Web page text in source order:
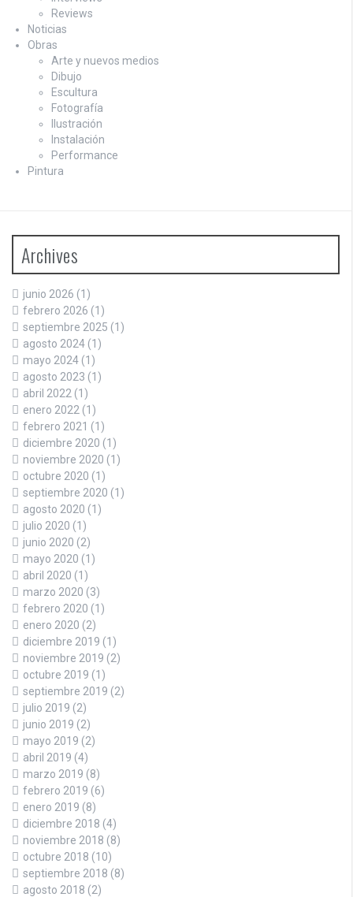
Reviews
Noticias
Obras
Arte y nuevos medios
Dibujo
Escultura
Fotografía
Ilustración
Instalación
Performance
Pintura
Archives
junio 2026 (1)
febrero 2026 (1)
septiembre 2025 (1)
agosto 2024 (1)
mayo 2024 (1)
agosto 2023 (1)
abril 2022 (1)
enero 2022 (1)
febrero 2021 (1)
diciembre 2020 (1)
noviembre 2020 (1)
octubre 2020 (1)
septiembre 2020 (1)
agosto 2020 (1)
julio 2020 (1)
junio 2020 (2)
mayo 2020 (1)
abril 2020 (1)
marzo 2020 (3)
febrero 2020 (1)
enero 2020 (2)
diciembre 2019 (1)
noviembre 2019 (2)
octubre 2019 (1)
septiembre 2019 (2)
julio 2019 (2)
junio 2019 (2)
mayo 2019 (2)
abril 2019 (4)
marzo 2019 (8)
febrero 2019 (6)
enero 2019 (8)
diciembre 2018 (4)
noviembre 2018 (8)
octubre 2018 (10)
septiembre 2018 (8)
agosto 2018 (2)